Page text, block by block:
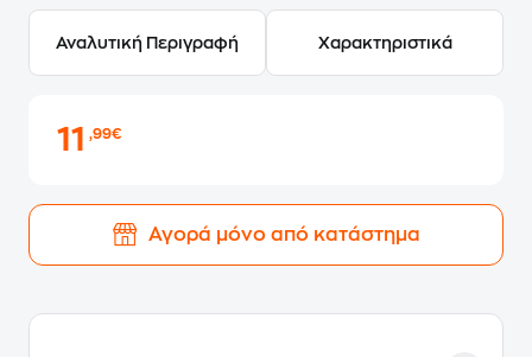
Αναλυτική Περιγραφή Χαρακτηριστικά
11,99€
Αγορά μόνο από κατάστημα